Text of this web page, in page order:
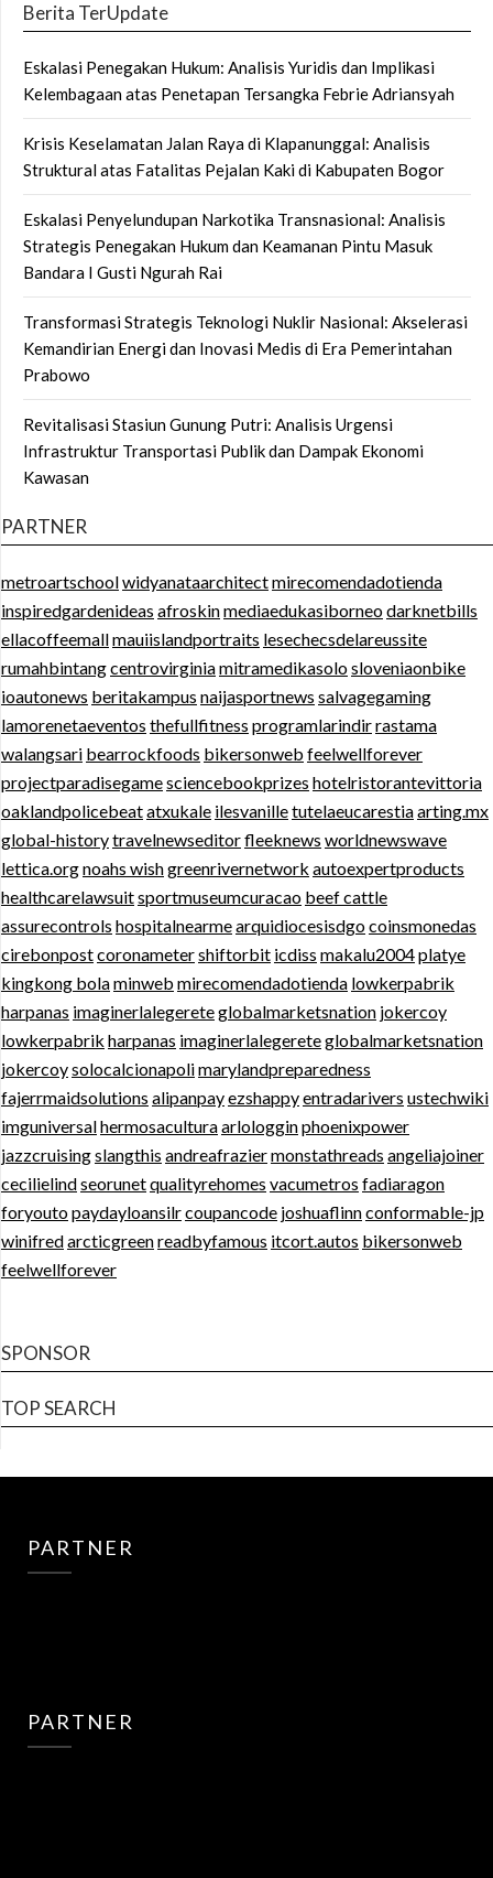
Berita TerUpdate
Eskalasi Penegakan Hukum: Analisis Yuridis dan Implikasi
Kelembagaan atas Penetapan Tersangka Febrie Adriansyah
Krisis Keselamatan Jalan Raya di Klapanunggal: Analisis
Struktural atas Fatalitas Pejalan Kaki di Kabupaten Bogor
Eskalasi Penyelundupan Narkotika Transnasional: Analisis
Strategis Penegakan Hukum dan Keamanan Pintu Masuk
Bandara I Gusti Ngurah Rai
Transformasi Strategis Teknologi Nuklir Nasional: Akselerasi
Kemandirian Energi dan Inovasi Medis di Era Pemerintahan
Prabowo
Revitalisasi Stasiun Gunung Putri: Analisis Urgensi
Infrastruktur Transportasi Publik dan Dampak Ekonomi
Kawasan
PARTNER
metroartschoolwidyanataarchitectmirecomendadotienda
inspiredgardenideas afroskinmediaedukasiborneodarknetbills
ellacoffeemallmauiislandportraits lesechecsdelareussite
rumahbintangcentrovirginiamitramedikasolosloveniaonbike
ioautonews beritakampus naijasportnews salvagegaming
lamorenetaeventos thefullfitness programlarindirrastama
walangsari bearrockfoods bikersonweb feelwellforever
projectparadisegamesciencebookprizes hotelristorantevittoria
oaklandpolicebeatatxukale ilesvanilletutelaeucarestiaarting.mx
global-historytravelnewseditorfleeknews worldnewswave
lettica.orgnoahs wishgreenrivernetwork autoexpertproducts
healthcarelawsuitsportmuseumcuracao beef cattle
assurecontrols hospitalnearmearquidiocesisdgocoinsmonedas
cirebonpostcoronametershiftorbit icdiss makalu2004platye
kingkong bolaminweb mirecomendadotienda lowkerpabrik
harpanas imaginerlalegereteglobalmarketsnation jokercoy
lowkerpabrik harpanas imaginerlalegereteglobalmarketsnation
jokercoysolocalcionapolimarylandpreparedness
fajerrmaidsolutions alipanpayezshappyentradarivers ustechwiki
imguniversalhermosaculturaarlologginphoenixpower
jazzcruisingslangthis andreafraziermonstathreads angeliajoiner
cecilielindseorunetqualityrehomes vacumetros fadiaragon
foryoutopaydayloansilrcoupancode joshuaflinnconformable-jp
winifredarcticgreenreadbyfamous itcort.autos bikersonweb
feelwellforever
SPONSOR
TOP SEARCH
PARTNER
PARTNER